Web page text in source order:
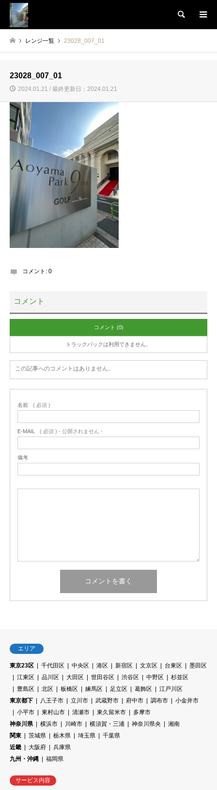
検索
レンジ一覧 23028_007_01
23028_007_01
2024.01.21 / 最終更新日：2024.01.21
コメント: 0
コメント
コメント (0)
トラックバックは利用できません。
この記事へのコメントはありません。
名前 ( 必須 )
E-MAIL ( 必須 ) - 公開されません -
備考
エリア
東京23区 千代田区 中央区 港区 新宿区 文京区 台東区
墨田区
江東区
品川区 大田区 世田谷区 渋谷区 中野区
杉並区
豊島区
北区 板橋区 練馬区 足立区 葛飾区
江戸川区
東京都下
八王子市 立川市 武蔵野市 府中市 調布市
小金井市
小平市
東村山市 清瀬市 東久留米市
多摩市
神奈川県
横浜市 川崎市 横須賀・三浦 神奈川県央
湘南
関東
茨城県 栃木県 埼玉県
千葉県
近畿
大阪府
兵庫県
九州・沖縄
福岡県
サービス内容